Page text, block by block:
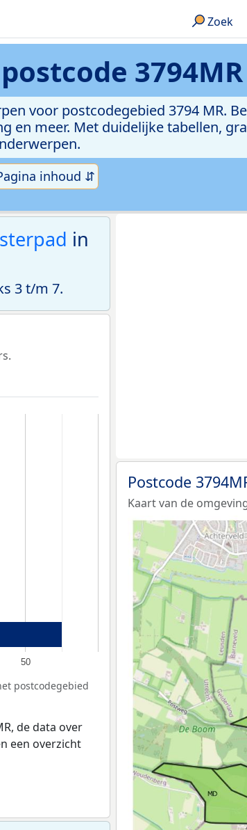
Zoek
postcode 3794MR
voor postcodegebied 3794 MR.
en meer. Met duidelijke tabellen,
inhoud ⇵
in
3 t/m 7.
50
postcodegebied
de data over
een overzicht
Postcode
Kaart van de